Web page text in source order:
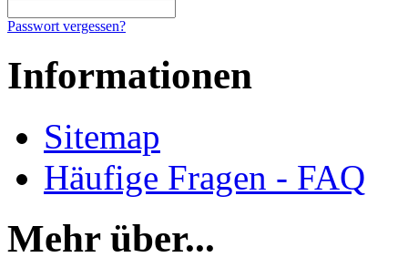
Passwort vergessen?
Informationen
Sitemap
Häufige Fragen - FAQ
Mehr über...